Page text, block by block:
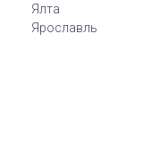
Ялта
Ярославль